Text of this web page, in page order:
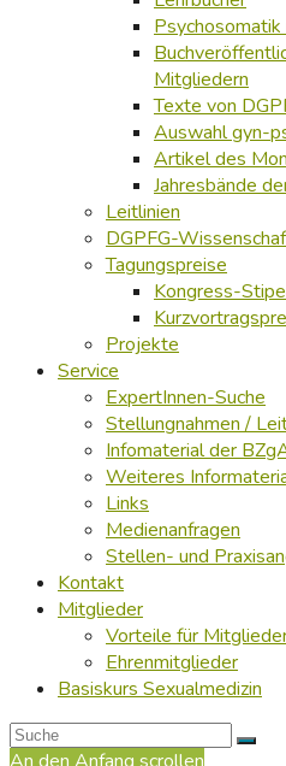
Mitgliedern
Texte von
Auswahl gyn-
Artikel des
Jahresbände
Leitlinien
DGPFG-
Tagungspreise
Kongress-
Projekte
Service
ExpertInnen-Suche
Stellungnahmen /
Infomaterial der
Weiteres
Links
Medienanfragen
Stellen- und
Kontakt
Mitglieder
Vorteile für
Ehrenmitglieder
Basiskurs Sexualmedizin